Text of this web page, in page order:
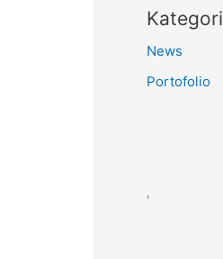
Kategori
News
Portofolio
'